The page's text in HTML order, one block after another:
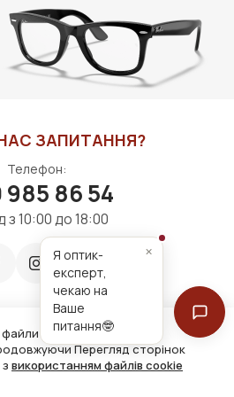
ДО КОШИКА
cookie для зручнішої
Перегляд сторінок
використанням файлів cookie
ЗАПИТАННЯ?
Телефон:
985 86 54
10:00 до 18:00
Усі права захищені
до оплати:
Я оптик-
експерт,
чекаю на
Ваше
питання🤓
×